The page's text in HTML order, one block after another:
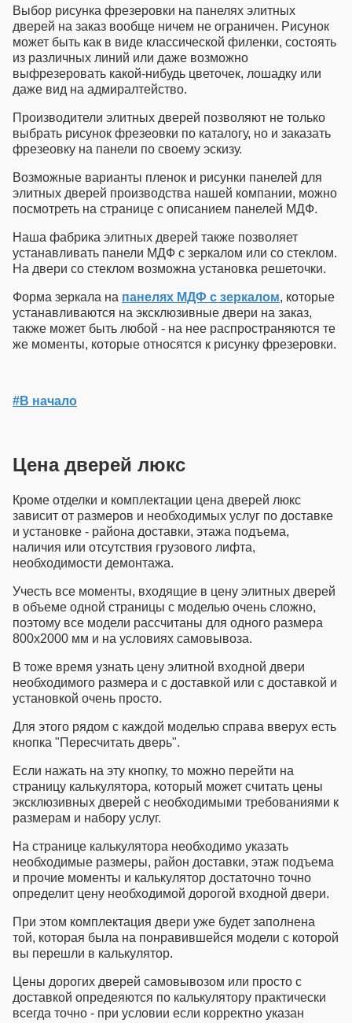
Выбор рисунка фрезеровки на панелях элитных
дверей на заказ вообще ничем не ограничен. Рисунок
может быть как в виде классической филенки, состоять
из различных линий или даже возможно
выфрезеровать какой-нибудь цветочек, лошадку или
даже вид на адмиралтейство.
Производители элитных дверей позволяют не только
выбрать рисунок фрезеовки по каталогу, но и заказать
фрезеовку на панели по своему эскизу.
Возможные варианты пленок и рисунки панелей для
элитных дверей производства нашей компании, можно
посмотреть на странице с описанием панелей МДФ.
Наша фабрика элитных дверей также позволяет
устанавливать панели МДФ с зеркалом или со стеклом.
На двери со стеклом возможна установка решеточки.
Форма зеркала на панелях МДФ с зеркалом, которые
устанавливаются на эксклюзивные двери на заказ,
также может быть любой - на нее распространяются те
же моменты, которые относятся к рисунку фрезеровки.
#В начало
Цена дверей люкс
Кроме отделки и комплектации цена дверей люкс
зависит от размеров и необходимых услуг по доставке
и установке - района доставки, этажа подъема,
наличия или отсутствия грузового лифта,
необходимости демонтажа.
Учесть все моменты, входящие в цену элитных дверей
в объеме одной страницы с моделью очень сложно,
поэтому все модели рассчитаны для одного размера
800х2000 мм и на условиях самовывоза.
В тоже время узнать цену элитной входной двери
необходимого размера и с доставкой или с доставкой и
установкой очень просто.
Для этого рядом с каждой моделью справа вверух есть
кнопка "Пересчитать дверь".
Если нажать на эту кнопку, то можно перейти на
страницу калькулятора, который может считать цены
эксклюзивных дверей с необходимыми требованиями к
размерам и набору услуг.
На странице калькулятора необходимо указать
необходимые размеры, район доставки, этаж подъема
и прочие моменты и калькулятор достаточно точно
определит цену необходимой дорогой входной двери.
При этом комплектация двери уже будет заполнена
той, которая была на понравившейся модели с которой
вы перешли в калькулятор.
Цены дорогих дверей самовывозом или просто с
доставкой опредеяются по калькулятору практически
всегда точно - при условии если корректно указан